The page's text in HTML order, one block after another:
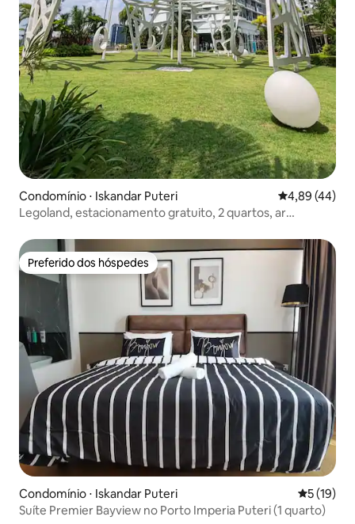
Condomínio ⋅ Iskandar Puteri 4,89 de uma
4,89 (44)
Legoland, estacionamento gratuito, 2 quartos, ar
Preferido dos hóspedes
Preferido dos hóspedes
Condomínio ⋅ Iskandar Puteri 5 de uma
5 (19)
Suíte Premier Bayview no Porto Imperia Puteri (1 quarto)